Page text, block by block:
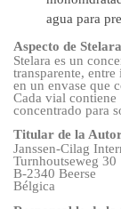
agua para
Aspecto de
Stelara es un
transparente,
en un envase que
Cada vial
concentrado para
Titular de la
Janssen-Cilag
Turnhoutseweg 30
B-2340 Beerse
Bélgica